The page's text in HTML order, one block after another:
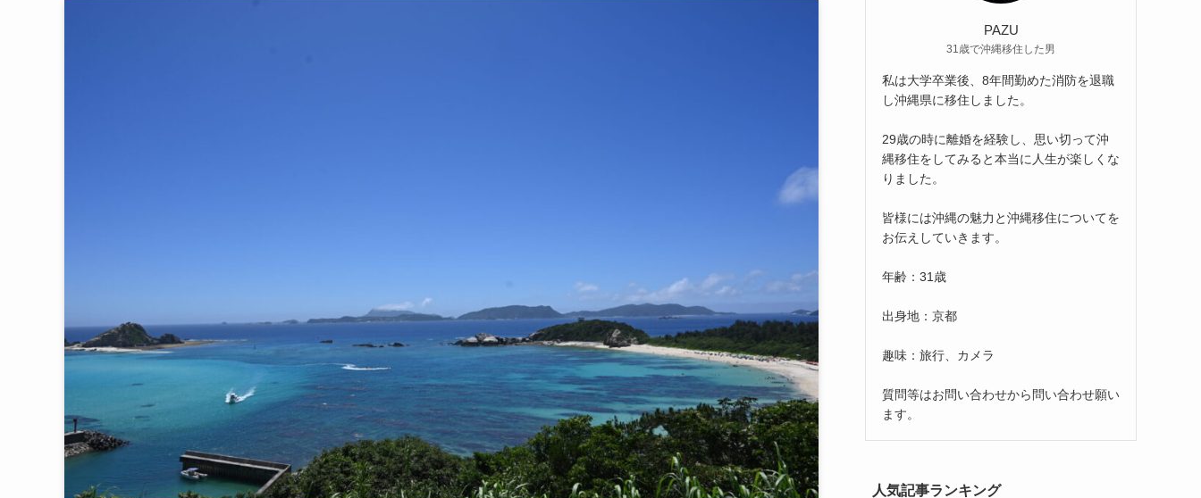
PAZU
31歳で沖縄移住した男
私は大学卒業後、8年間勤めた消防を退職
し沖縄県に移住しました。
29歳の時に離婚を経験し、思い切って沖
縄移住をしてみると本当に人生が楽しくな
りました。
皆様には沖縄の魅力と沖縄移住についてを
お伝えしていきます。
年齢：31歳
出身地：京都
趣味：旅行、カメラ
質問等はお問い合わせから問い合わせ願い
ます。
人気記事ランキング